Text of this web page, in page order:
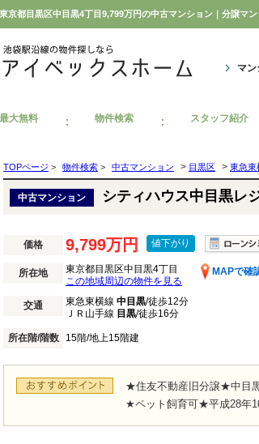
京都目黒区中目黒4丁目9,799万円の中古マンション｜分譲マ
マ
大無料 物件検索 スタッフ紹介
TOPページ > 物件検索 > 中古マンション > 目黒区 > 東急東
中古マンション シティハウス中目黒レ
価格 9,799万円 値下がり
所在地 東京都目黒区中目黒4丁目
MAPで確
この地域周辺の物件を見る
交通 東急東横線 中目黒/徒歩12分
ＪＲ山手線 目黒/徒歩16分
所在階/階数 15階/地上15階建
★住友不動産旧分譲★中目
★ペット飼育可★平成28年